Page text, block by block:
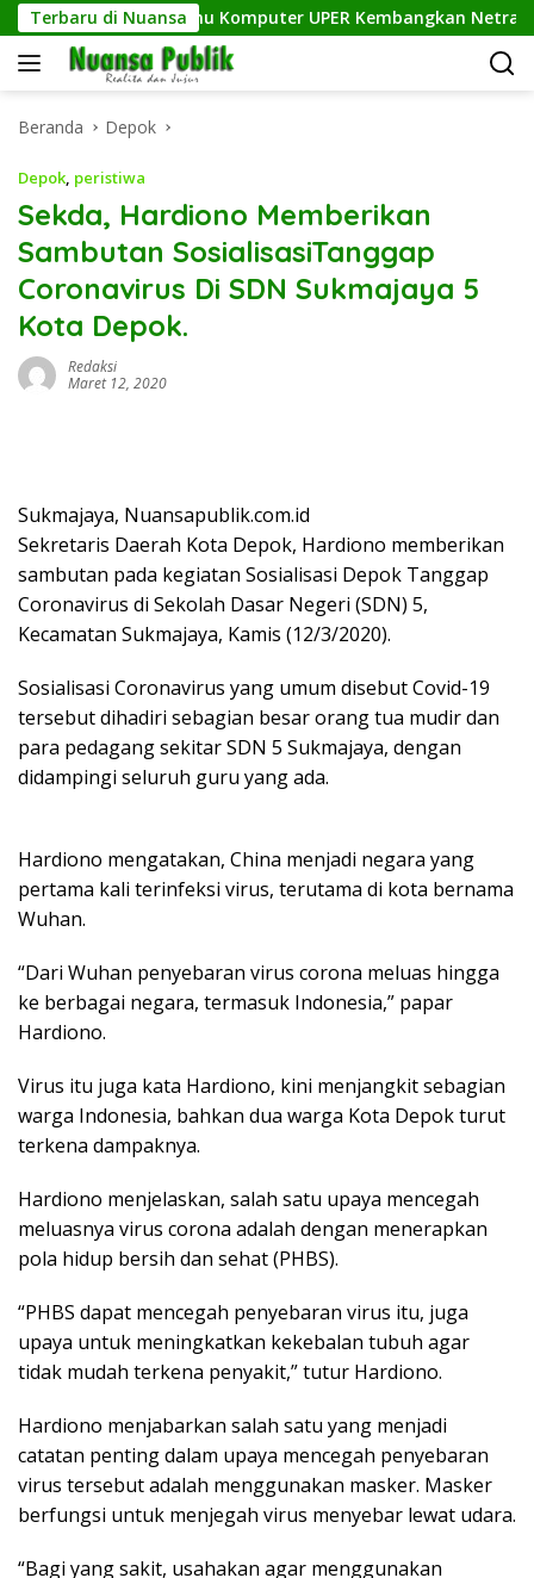
Langsung
ke
konten
Terbaru di Nuansa
Dosen Ilmu Komputer UPER Kembangkan Netrash
Beranda Depok
Depok, peristiwa
Sekda, Hardiono Memberikan
Sambutan SosialisasiTanggap
Coronavirus Di SDN Sukmajaya 5
Kota Depok.
Redaksi
Maret 12, 2020
Sukmajaya, Nuansapublik.com.id
Sekretaris Daerah Kota Depok, Hardiono memberikan
sambutan pada kegiatan Sosialisasi Depok Tanggap
Coronavirus di Sekolah Dasar Negeri (SDN) 5,
Kecamatan Sukmajaya, Kamis (12/3/2020).
Sosialisasi Coronavirus yang umum disebut Covid-19
tersebut dihadiri sebagian besar orang tua mudir dan
para pedagang sekitar SDN 5 Sukmajaya, dengan
didampingi seluruh guru yang ada.
Hardiono mengatakan, China menjadi negara yang
pertama kali terinfeksi virus, terutama di kota bernama
Wuhan.
“Dari Wuhan penyebaran virus corona meluas hingga
ke berbagai negara, termasuk Indonesia,” papar
Hardiono.
Virus itu juga kata Hardiono, kini menjangkit sebagian
warga Indonesia, bahkan dua warga Kota Depok turut
terkena dampaknya.
Hardiono menjelaskan, salah satu upaya mencegah
meluasnya virus corona adalah dengan menerapkan
pola hidup bersih dan sehat (PHBS).
“PHBS dapat mencegah penyebaran virus itu, juga
upaya untuk meningkatkan kekebalan tubuh agar
tidak mudah terkena penyakit,” tutur Hardiono.
Hardiono menjabarkan salah satu yang menjadi
catatan penting dalam upaya mencegah penyebaran
virus tersebut adalah menggunakan masker. Masker
berfungsi untuk menjegah virus menyebar lewat udara.
“Bagi yang sakit, usahakan agar menggunakan